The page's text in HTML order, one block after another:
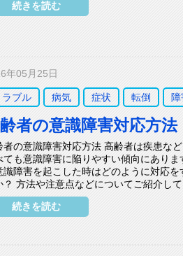
続きを読む
年05月25日
ラブル 病気 症状 転倒
者の意識障害対応方法
者の意識障害対応方法 高齢者は疾患な
ても意識障害に陥りやすい傾向にあり
識障害を起こした時はどのように対応を
？ 方法や注意点などについてご紹介し
続きを読む